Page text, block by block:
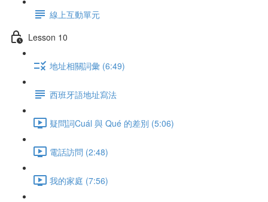
線上互動單元
Lesson 10
地址相關詞彙 (6:49)
西班牙語地址寫法
疑問詞Cuál 與 Qué 的差別 (5:06)
電話訪問 (2:48)
我的家庭 (7:56)